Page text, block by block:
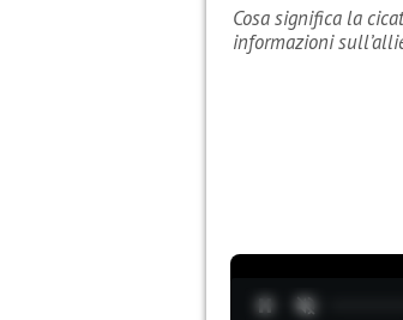
Cosa significa la
informazioni